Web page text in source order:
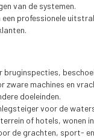
van de systemen.
professionele
zware machines en
doeleinden.
voor de
of hotels, wonen
de grachten, sport-